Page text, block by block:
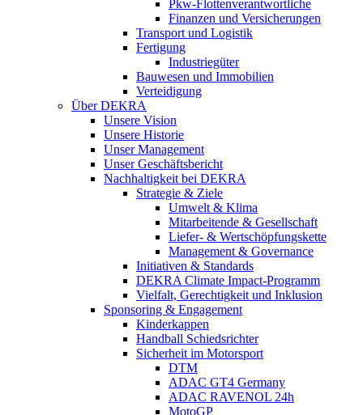
Pkw‑Flottenverantwortliche
Finanzen und Versicherungen
Transport und Logistik
Fertigung
Industriegüter
Bauwesen und Immobilien
Verteidigung
Über DEKRA
Unsere Vision
Unsere Historie
Unser Management
Unser Geschäftsbericht
Nachhaltigkeit bei DEKRA
Strategie & Ziele
Umwelt & Klima
Mitarbeitende & Gesellschaft
Liefer- & Wertschöpfungskette
Management & Governance
Initiativen & Standards
DEKRA Climate Impact-Programm
Vielfalt, Gerechtigkeit und Inklusion​
Sponsoring & Engagement
Kinderkappen
Handball Schiedsrichter
Sicherheit im Motorsport
DTM
ADAC GT4 Germany
ADAC RAVENOL 24h
MotoGP